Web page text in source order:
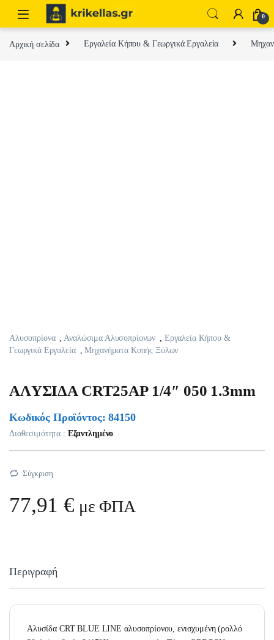
Skip to navigation
Skip to content
0
Αρχική σελίδα Εργαλεία Κήπου & Γεωργικά Εργαλεία
Αλυσοπρίονα Αναλώσιμα Αλυσοπρίονων
Εργαλεία Κήπου &
Γεωργικά Εργαλεία
,Μηχανήματα Κοπής Ξύλων
AΛYΣIΔA CRT25AP 1/4″ 050 1.3mm
Κωδικός Προϊόντος: 84150
Διαθεσιμότητα : Εξαντλημένο
Σύγκριση
77,91€ με ΦΠΑ
Περιγραφή
Αλυσίδα CRT BLUE LINE αλυσοπρίονου, ενισχυμένη (ρολλό